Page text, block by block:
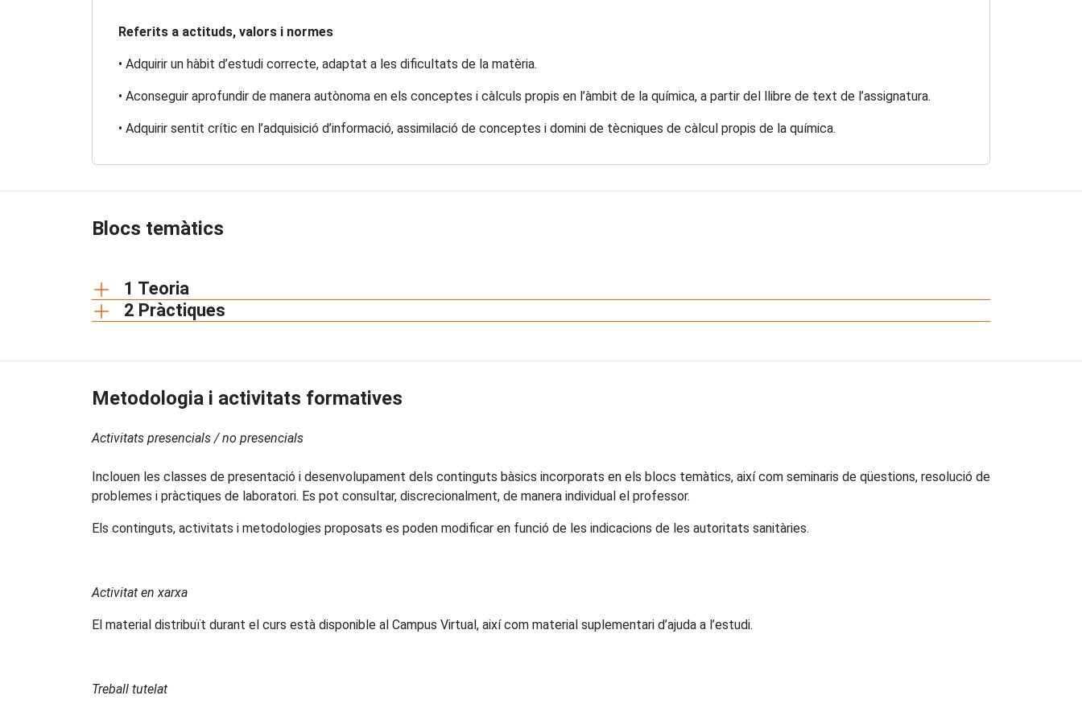
Referits a actituds, valors i normes
• Adquirir un hàbit d’estudi correcte, adaptat a les dificultats de la matèria.
• Aconseguir aprofundir de manera autònoma en els conceptes i càlculs propis en l’àmbit de la química, a partir del llibre de text de l’assignatura.
• Adquirir sentit crític en l’adquisició d’informació, assimilació de conceptes i domini de tècniques de càlcul propis de la química.
Blocs temàtics
1 Teoria
2 Pràctiques
Metodologia i activitats formatives
Activitats presencials / no presencials
Inclouen les classes de presentació i desenvolupament dels continguts bàsics incorporats en els blocs temàtics, així com seminaris de qüestions, resolució de
problemes i pràctiques de laboratori. Es pot consultar, discrecionalment, de manera individual el professor.
Els continguts, activitats i metodologies proposats es poden modificar en funció de les indicacions de les autoritats sanitàries.
Activitat en xarxa
El material distribuït durant el curs està disponible al Campus Virtual, així com material suplementari d’ajuda a l’estudi.
Treball tutelat